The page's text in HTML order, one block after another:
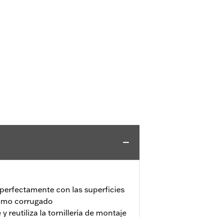
con las superficies
corrugado
reutiliza la tornillería de montaje